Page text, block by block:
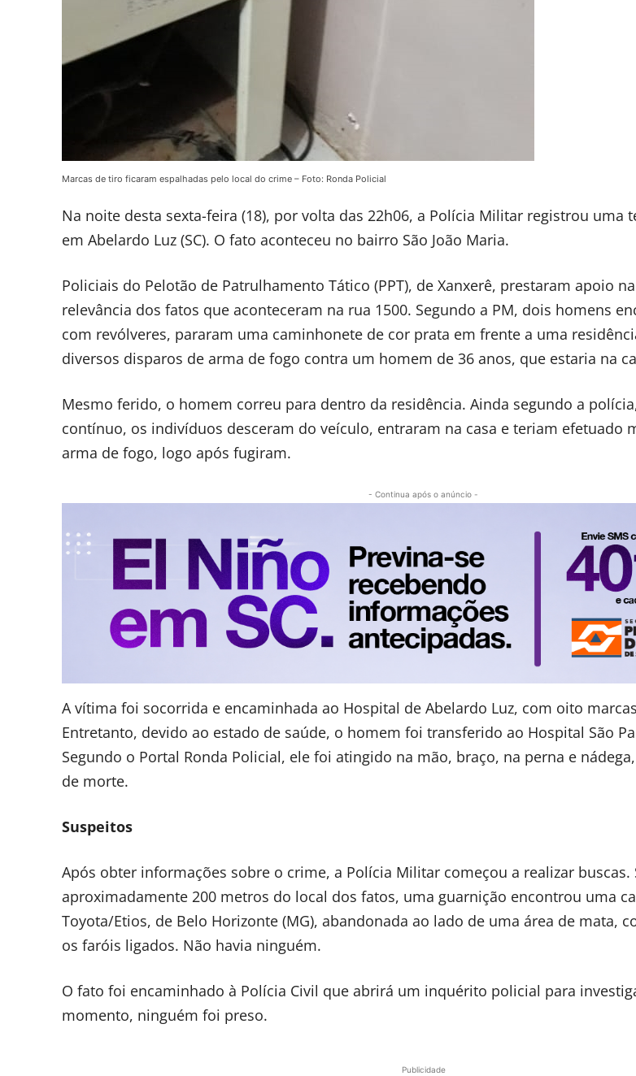
Marcas de tiro ficaram espalhadas pelo local do crime – Foto: Ronda Policial
Na noite desta sexta-feira (18), por volta das 22h06, a Polícia Militar registrou uma
em Abelardo Luz (SC). O fato aconteceu no bairro São João Maria.
Policiais do Pelotão de Patrulhamento Tático (PPT), de Xanxerê, prestaram apoio
relevância dos fatos que aconteceram na rua 1500. Segundo a PM, dois homens
com revólveres, pararam uma caminhonete de cor prata em frente a uma
diversos disparos de arma de fogo contra um homem de 36 anos, que estaria na
Mesmo ferido, o homem correu para dentro da residência. Ainda segundo a
contínuo, os indivíduos desceram do veículo, entraram na casa e teriam efetuado
arma de fogo, logo após fugiram.
- Continua após o anúncio -
A vítima foi socorrida e encaminhada ao Hospital de Abelardo Luz, com oito
Entretanto, devido ao estado de saúde, o homem foi transferido ao Hospital São
Segundo o Portal Ronda Policial, ele foi atingido na mão, braço, na perna e
de morte.
Suspeitos
Após obter informações sobre o crime, a Polícia Militar começou a realizar buscas.
aproximadamente 200 metros do local dos fatos, uma guarnição encontrou uma
Toyota/Etios, de Belo Horizonte (MG), abandonada ao lado de uma área de mata,
os faróis ligados. Não havia ninguém.
O fato foi encaminhado à Polícia Civil que abrirá um inquérito policial para
momento, ninguém foi preso.
Publicidade